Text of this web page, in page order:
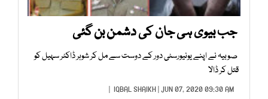
جب بیوی ہی جان کی دشمن بن گئی
صوبیہ نے اپنے یونیورسٹی دور کے دوست سے مل کر شوہر ڈاکٹر سہیل کو
قتل کر ڈالا
IQBAL SHAIKH| JUN 07, 2020 09:30 AM |